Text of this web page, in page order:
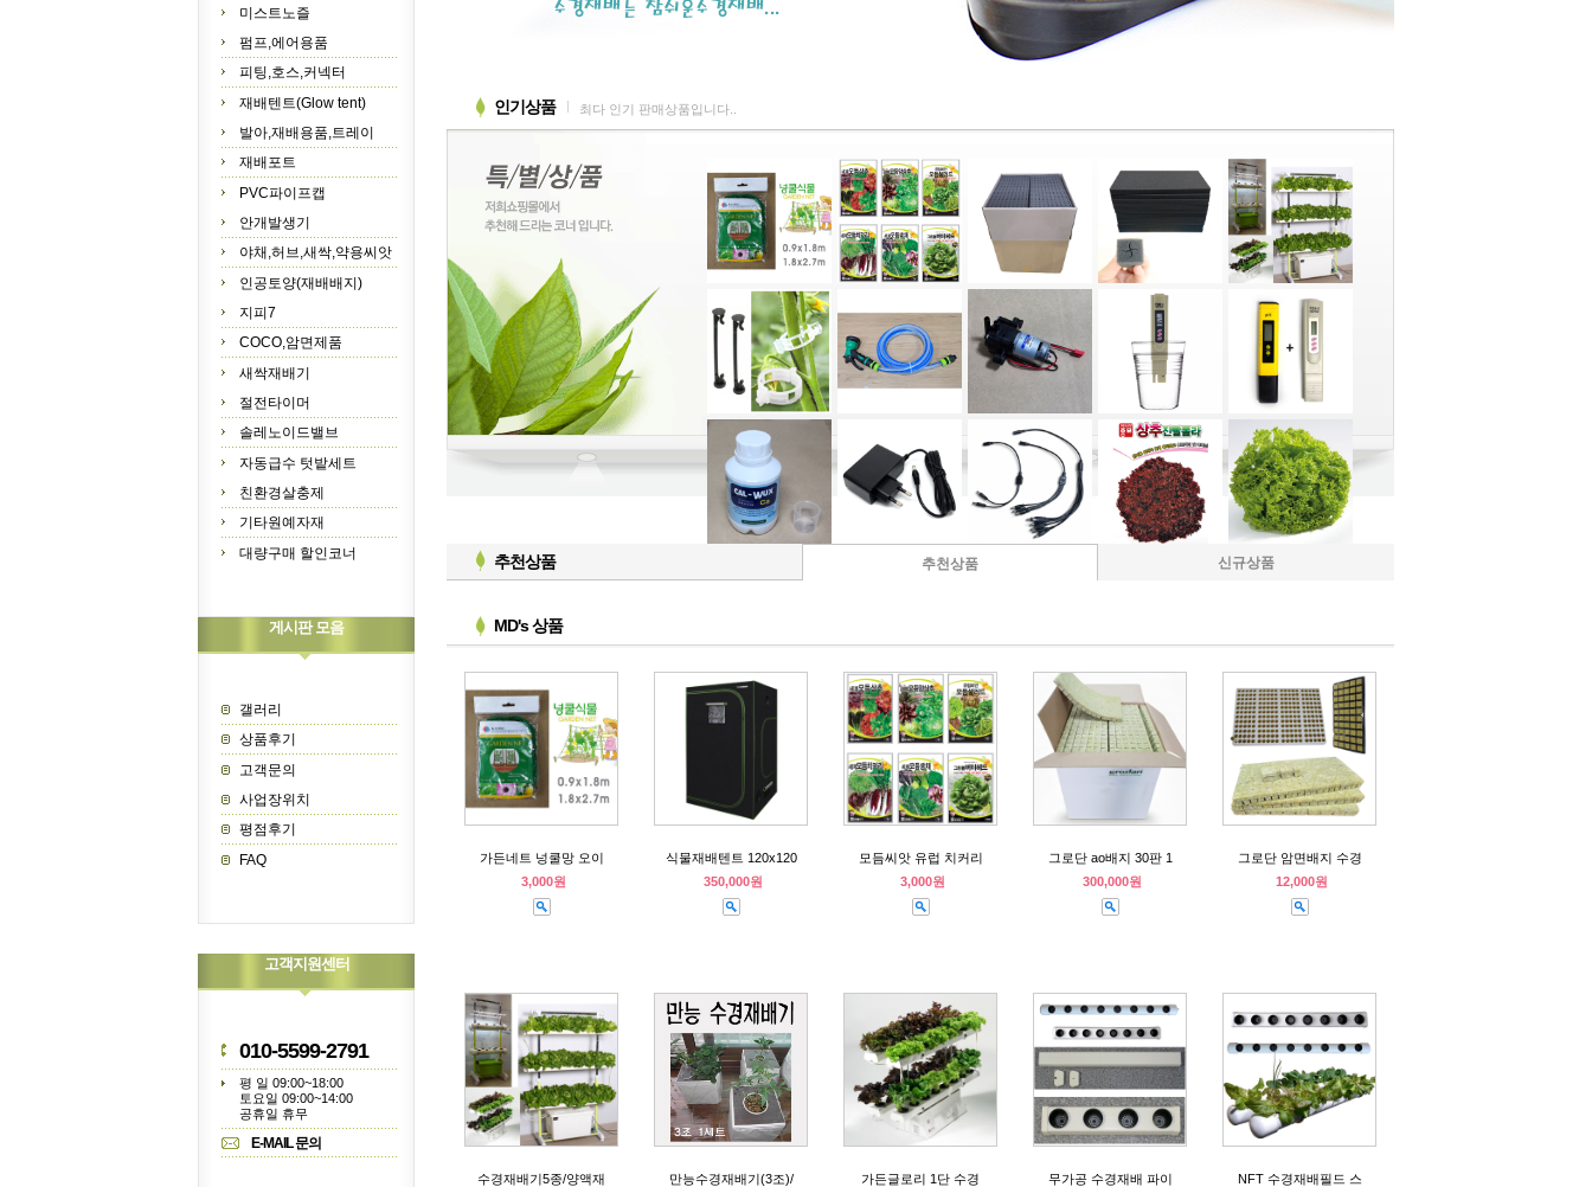
미스트노즐
펌프,에어용품
피팅,호스,커넥터
재배텐트(Glow tent)
발아,재배용품,트레이
재배포트
PVC파이프캡
안개발생기
야채,허브,새싹,약용씨앗
인공토양(재배배지)
지피7
COCO,암면제품
새싹재배기
절전타이머
솔레노이드밸브
자동급수 텃밭세트
친환경살충제
기타원예자재
대량구매 할인코너
게시판 모음
갤러리
상품후기
고객문의
사업장위치
평점후기
FAQ
고객지원센터
010-5599-2791
평 일 09:00~18:00
토요일 09:00~14:00
공휴일 휴무
E-MAIL 문의
인기상품 최다 인기 판매상품입니다..
추천상품 추천상품 신규상품
MD's 상품
가든네트 넝쿨망 오이
3,000원
식물재배텐트 120x120
350,000원
모듬씨앗 유럽 치커리
3,000원
그로단 ao배지 30판 1
300,000원
그로단 암면배지 수경
12,000원
수경재배기5종/양액재
만능수경재배기(3조)/
가든글로리 1단 수경
무가공 수경재배 파이
NFT 수경재배필드 스